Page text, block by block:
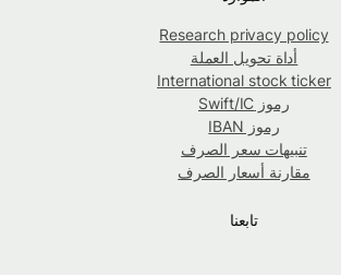
Research privacy policy
أداة تحويل العملة
International stock ticker
رموز Swift/IC
رموز IBAN
تنبيهات سعر الصرف
مقارنة أسعار الصرف
تابعنا